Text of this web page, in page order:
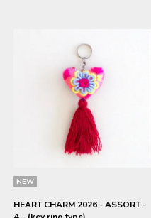
NEW
HEART CHARM 2026 - ASSORT -